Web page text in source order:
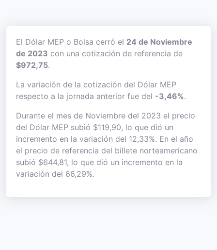
El Dólar MEP o Bolsa cerró el 24 de Noviembre
de 2023 con una cotización de referencia de
$972,75.
La variación de la cotización del Dólar MEP
respecto a la jornada anterior fue del -3,46%.
Durante el mes de Noviembre del 2023 el precio
del Dólar MEP subió $119,90, lo que dió un
incremento en la variación del 12,33%. En el año
el precio de referencia del billete norteamericano
subió $644,81, lo que dió un incremento en la
variación del 66,29%.